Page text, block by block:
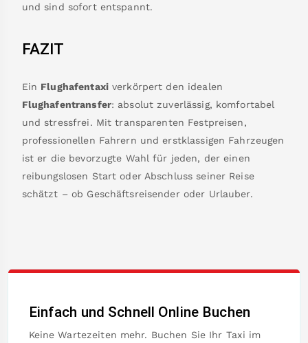
und sind sofort entspannt.
FAZIT
Ein Flughafentaxiverkörpert den idealen
Flughafentransfer: absolut zuverlässig, komfortabel
und stressfrei. Mit transparenten Festpreisen,
professionellen Fahrern und erstklassigen Fahrzeugen
ist er die bevorzugte Wahl für jeden, der einen
reibungslosen Start oder Abschluss seiner Reise
schätzt – ob Geschäftsreisender oder Urlauber.
Einfach und Schnell Online Buchen
Keine Wartezeiten mehr. Buchen Sie Ihr Taxi im